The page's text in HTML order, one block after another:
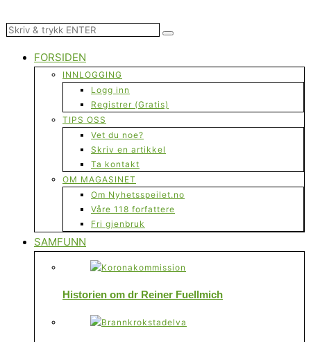
FORSIDEN
INNLOGGING
Logg inn
Registrer (Gratis)
TIPS OSS
Vet du noe?
Skriv en artikkel
Ta kontakt
OM MAGASINET
Om Nyhetsspeilet.no
Våre 118 forfattere
Fri gjenbruk
SAMFUNN
Historien om dr Reiner Fuellmich